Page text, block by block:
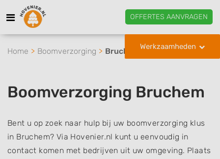
OFFERTES AANVRAGEN
Werkzaamheden
Home Boomverzorging Bruchem
Boomverzorging Bruchem
Bent u op zoek naar hulp bij uw boomverzorging klus
in Bruchem? Via Hovenier.nl kunt u eenvoudig in
contact komen met bedrijven uit uw omgeving. Plaats